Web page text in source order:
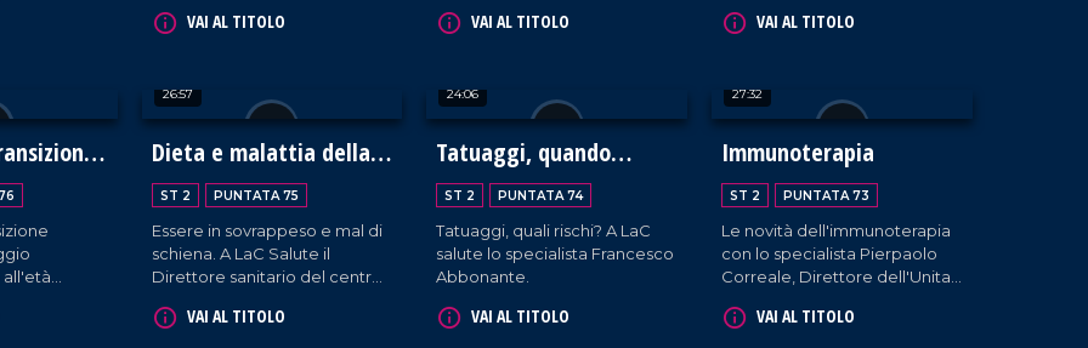
VAI AL TITOLO VAI AL TITOLO VAI AL TITOLO
un
26:57
Dieta e malattia della
colonna vertebrale
ST 2 PUNTATA 75
Essere in sovrappeso e mal di
schiena. A LaC Salute il
Direttore sanitario del centro
Gambardella e il biologo e
VAI AL TITOLO
24:06
Tatuaggi, quando
l'inchiostro arriva ai
linfonodi
ST 2 PUNTATA 74
Tatuaggi, quali rischi? A LaC
salute lo specialista Francesco
Abbonante.
VAI AL TITOLO
27:32
Immunoterapia
ST 2 PUNTATA 73
Le novità dell'immunoterapia
con lo specialista Pierpaolo
Correale, Direttore dell'Unita
Oncologia medica.
VAI AL TITOLO